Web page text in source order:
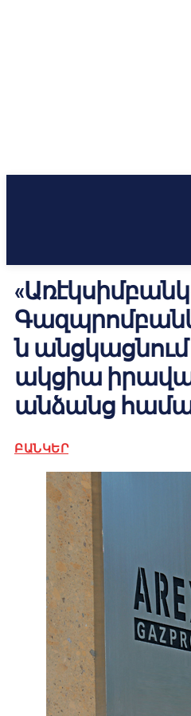
ն
ակցիա
անձանց
ԲԱՆԿԵՐ